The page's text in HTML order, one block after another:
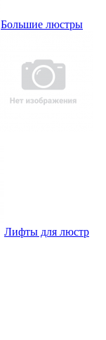
Большие люстры
Лифты для люстр